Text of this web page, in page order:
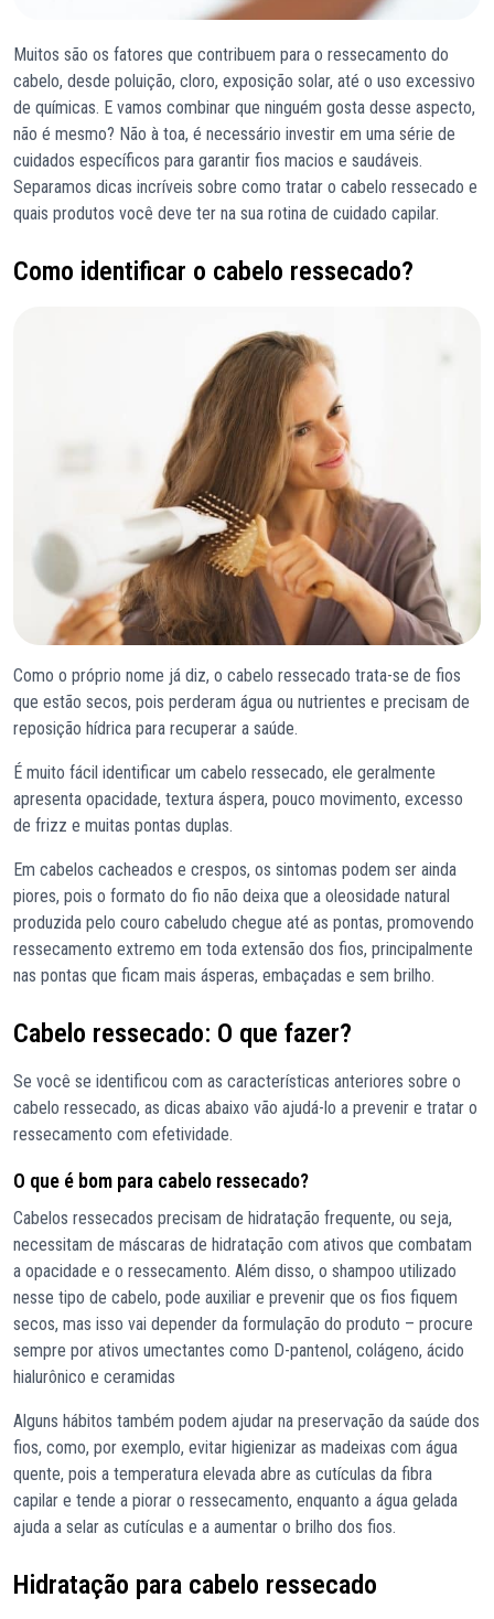
Muitos são os fatores que contribuem para o ressecamento do
cabelo, desde poluição, cloro, exposição solar, até o uso excessivo
de químicas. E vamos combinar que ninguém gosta desse aspecto,
não é mesmo? Não à toa, é necessário investir em uma série de
cuidados específicos para garantir fios macios e saudáveis.
Separamos dicas incríveis sobre como tratar o cabelo ressecado e
quais produtos você deve ter na sua rotina de cuidado capilar.
Como identificar o cabelo ressecado?
Como o próprio nome já diz, o cabelo ressecado trata-se de fios
que estão secos, pois perderam água ou nutrientes e precisam de
reposição hídrica para recuperar a saúde.
É muito fácil identificar um cabelo ressecado, ele geralmente
apresenta opacidade, textura áspera, pouco movimento, excesso
de frizz e muitas pontas duplas.
Em cabelos cacheados e crespos, os sintomas podem ser ainda
piores, pois o formato do fio não deixa que a oleosidade natural
produzida pelo couro cabeludo chegue até as pontas, promovendo
ressecamento extremo em toda extensão dos fios, principalmente
nas pontas que ficam mais ásperas, embaçadas e sem brilho.
Cabelo ressecado: O que fazer?
Se você se identificou com as características anteriores sobre o
cabelo ressecado, as dicas abaixo vão ajudá-lo a prevenir e tratar o
ressecamento com efetividade.
O que é bom para cabelo ressecado?
Cabelos ressecados precisam de hidratação frequente, ou seja,
necessitam de máscaras de hidratação com ativos que combatam
a opacidade e o ressecamento. Além disso, o shampoo utilizado
nesse tipo de cabelo, pode auxiliar e prevenir que os fios fiquem
secos, mas isso vai depender da formulação do produto – procure
sempre por ativos umectantes como D-pantenol, colágeno, ácido
hialurônico e ceramidas
Alguns hábitos também podem ajudar na preservação da saúde dos
fios, como, por exemplo, evitar higienizar as madeixas com água
quente, pois a temperatura elevada abre as cutículas da fibra
capilar e tende a piorar o ressecamento, enquanto a água gelada
ajuda a selar as cutículas e a aumentar o brilho dos fios.
Hidratação para cabelo ressecado